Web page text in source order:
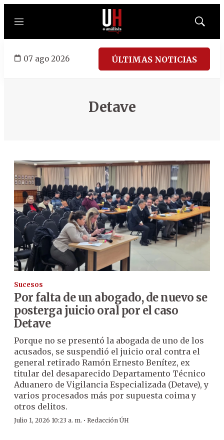
Menú
Mostrar
07 ago 2026 ÚLTIMAS NOTICIAS
Detave
Sucesos
Por falta de un abogado, de nuevo se
posterga juicio oral por el caso
Detave
Porque no se presentó la abogada de uno de los
acusados, se suspendió el juicio oral contra el
general retirado Ramón Ernesto Benítez, ex
titular del desaparecido Departamento Técnico
Aduanero de Vigilancia Especializada (Detave), y
varios procesados más por supuesta coima y
otros delitos.
Julio 1, 2026 10:23 a. m. · Redacción ÚH